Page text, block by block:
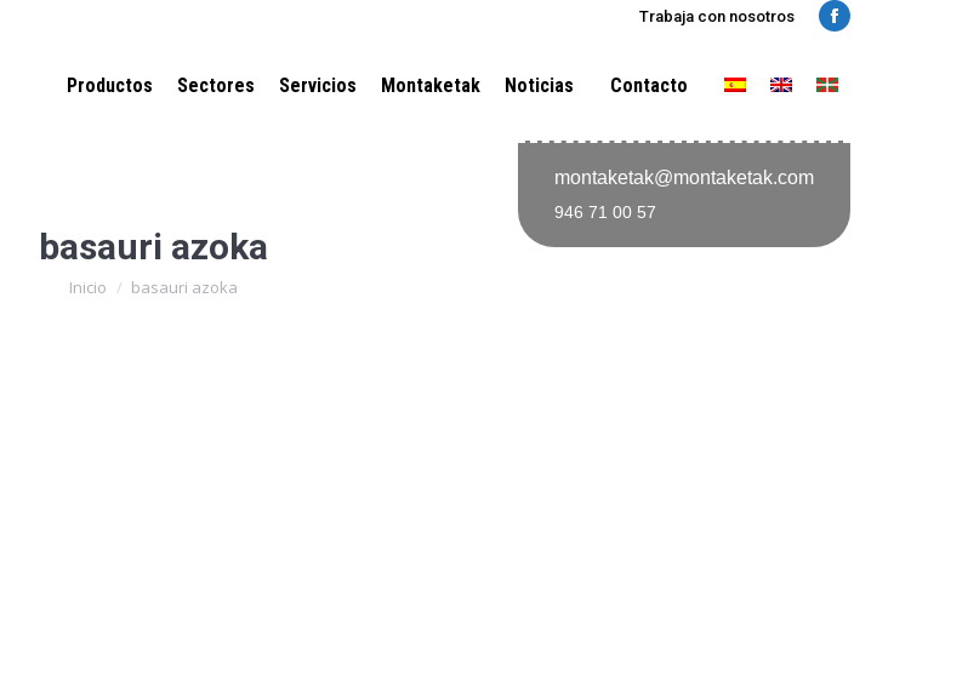
Trabaja con nosotros Facebook
Productos Sectores Servicios Montaketak Noticias Contacto
montaketak@montaketak.com
946 71 00 57
basauri azoka
Estás aquí:
Inicio basauri azoka